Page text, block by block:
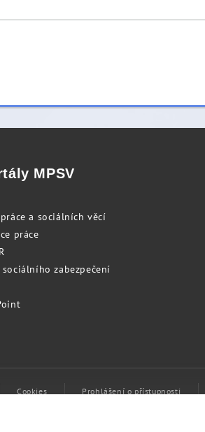
MPSV
a sociálních věcí
práce
sociálního zabezpečení
Cookies Prohlášení o přístupnosti